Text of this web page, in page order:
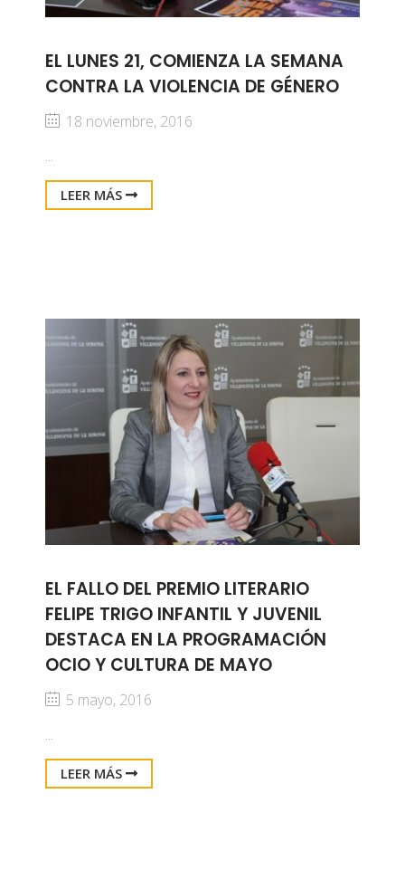
EL LUNES 21, COMIENZA LA SEMANA
CONTRA LA VIOLENCIA DE GÉNERO
18 noviembre, 2016
...
LEER MÁS
EL FALLO DEL PREMIO LITERARIO
FELIPE TRIGO INFANTIL Y JUVENIL
DESTACA EN LA PROGRAMACIÓN
OCIO Y CULTURA DE MAYO
5 mayo, 2016
...
LEER MÁS